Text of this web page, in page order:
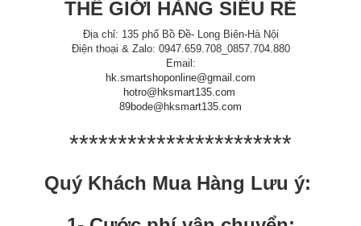
THẾ GIỚI HÀNG SIÊU RẺ
Địa chỉ: 135 phố Bồ Đề- Long Biên-Hà Nội
Điện thoại & Zalo: 0947.659.708_0857.704.880
Email:
hk.smartshoponline@gmail.com
hotro@hksmart135.com
89bode@hksmart135.com
***********************
Quý Khách Mua Hàng Lưu ý: